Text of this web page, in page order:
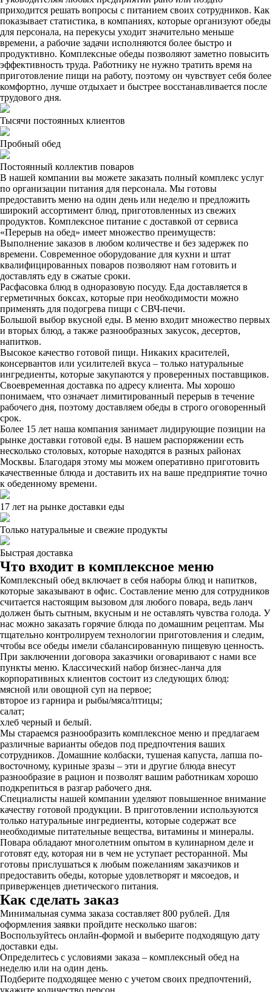
приходится решать вопросы с питанием своих сотрудников. Как
показывает статистика, в компаниях, которые организуют обеды
для персонала, на перекусы уходит значительно меньше
времени, а рабочие задачи исполняются более быстро и
продуктивно. Комплексные обеды позволяют заметно повысить
эффективность труда. Работнику не нужно тратить время на
приготовление пищи на работу, поэтому он чувствует себя более
комфортно, лучше отдыхает и быстрее восстанавливается после
трудового дня.
Тысячи постоянных клиентов
Пробный обед
Постоянный коллектив поваров
В нашей компании вы можете заказать полный комплекс услуг
по организации питания для персонала. Мы готовы
предоставить меню на один день или неделю и предложить
широкий ассортимент блюд, приготовленных из свежих
продуктов. Комплексное питание с доставкой от сервиса
«Перерыв на обед» имеет множество преимуществ:
Выполнение заказов в любом количестве и без задержек по
времени. Современное оборудование для кухни и штат
квалифицированных поваров позволяют нам готовить и
доставлять еду в сжатые сроки.
Расфасовка блюд в одноразовую посуду. Еда доставляется в
герметичных боксах, которые при необходимости можно
применять для подогрева пищи с СВЧ-печи.
Большой выбор вкусной еды. В меню входит множество первых
и вторых блюд, а также разнообразных закусок, десертов,
напитков.
Высокое качество готовой пищи. Никаких красителей,
консервантов или усилителей вкуса – только натуральные
ингредиенты, которые закупаются у проверенных поставщиков.
Своевременная доставка по адресу клиента. Мы хорошо
понимаем, что означает лимитированный перерыв в течение
рабочего дня, поэтому доставляем обеды в строго оговоренный
срок.
Более 15 лет наша компания занимает лидирующие позиции на
рынке доставки готовой еды. В нашем распоряжении есть
несколько столовых, которые находятся в разных районах
Москвы. Благодаря этому мы можем оперативно приготовить
качественные блюда и доставить их на ваше предприятие точно
к обеденному времени.
17 лет на рынке доставки еды
Только натуральные и свежие продукты
Быстрая доставка
Что входит в комплексное меню
Комплексный обед включает в себя наборы блюд и напитков,
которые заказывают в офис. Составление меню для сотрудников
считается настоящим вызовом для любого повара, ведь ланч
должен быть сытным, вкусным и не оставлять чувства голода. У
нас можно заказать горячие блюда по домашним рецептам. Мы
тщательно контролируем технологии приготовления и следим,
чтобы все обеды имели сбалансированную пищевую ценность.
При заключении договора заказчики оговаривают с нами все
пункты меню. Классический набор бизнес-ланча для
корпоративных клиентов состоит из следующих блюд:
мясной или овощной суп на первое;
второе из гарнира и рыбы/мяса/птицы;
салат;
хлеб черный и белый.
Мы стараемся разнообразить комплексное меню и предлагаем
различные варианты обедов под предпочтения ваших
сотрудников. Домашние колбаски, тушеная капуста, лапша по-
восточному, куриные зразы – эти и другие блюда внесут
разнообразие в рацион и позволят вашим работникам хорошо
подкрепиться в разгар рабочего дня.
Специалисты нашей компании уделяют повышенное внимание
качеству готовой продукции. В приготовлении используются
только натуральные ингредиенты, которые содержат все
необходимые питательные вещества, витамины и минералы.
Повара обладают многолетним опытом в кулинарном деле и
готовят еду, которая ни в чем не уступает ресторанной. Мы
готовы прислушаться к любым пожеланиям заказчиков и
предоставить обеды, которые удовлетворят и мясоедов, и
приверженцев диетического питания.
Как сделать заказ
Минимальная сумма заказа составляет 800 рублей. Для
оформления заявки пройдите несколько шагов:
Воспользуйтесь онлайн-формой и выберите подходящую дату
доставки еды.
Определитесь с условиями заказа – комплексный обед на
неделю или на один день.
Подберите подходящее меню с учетом своих предпочтений,
укажите количество персон.